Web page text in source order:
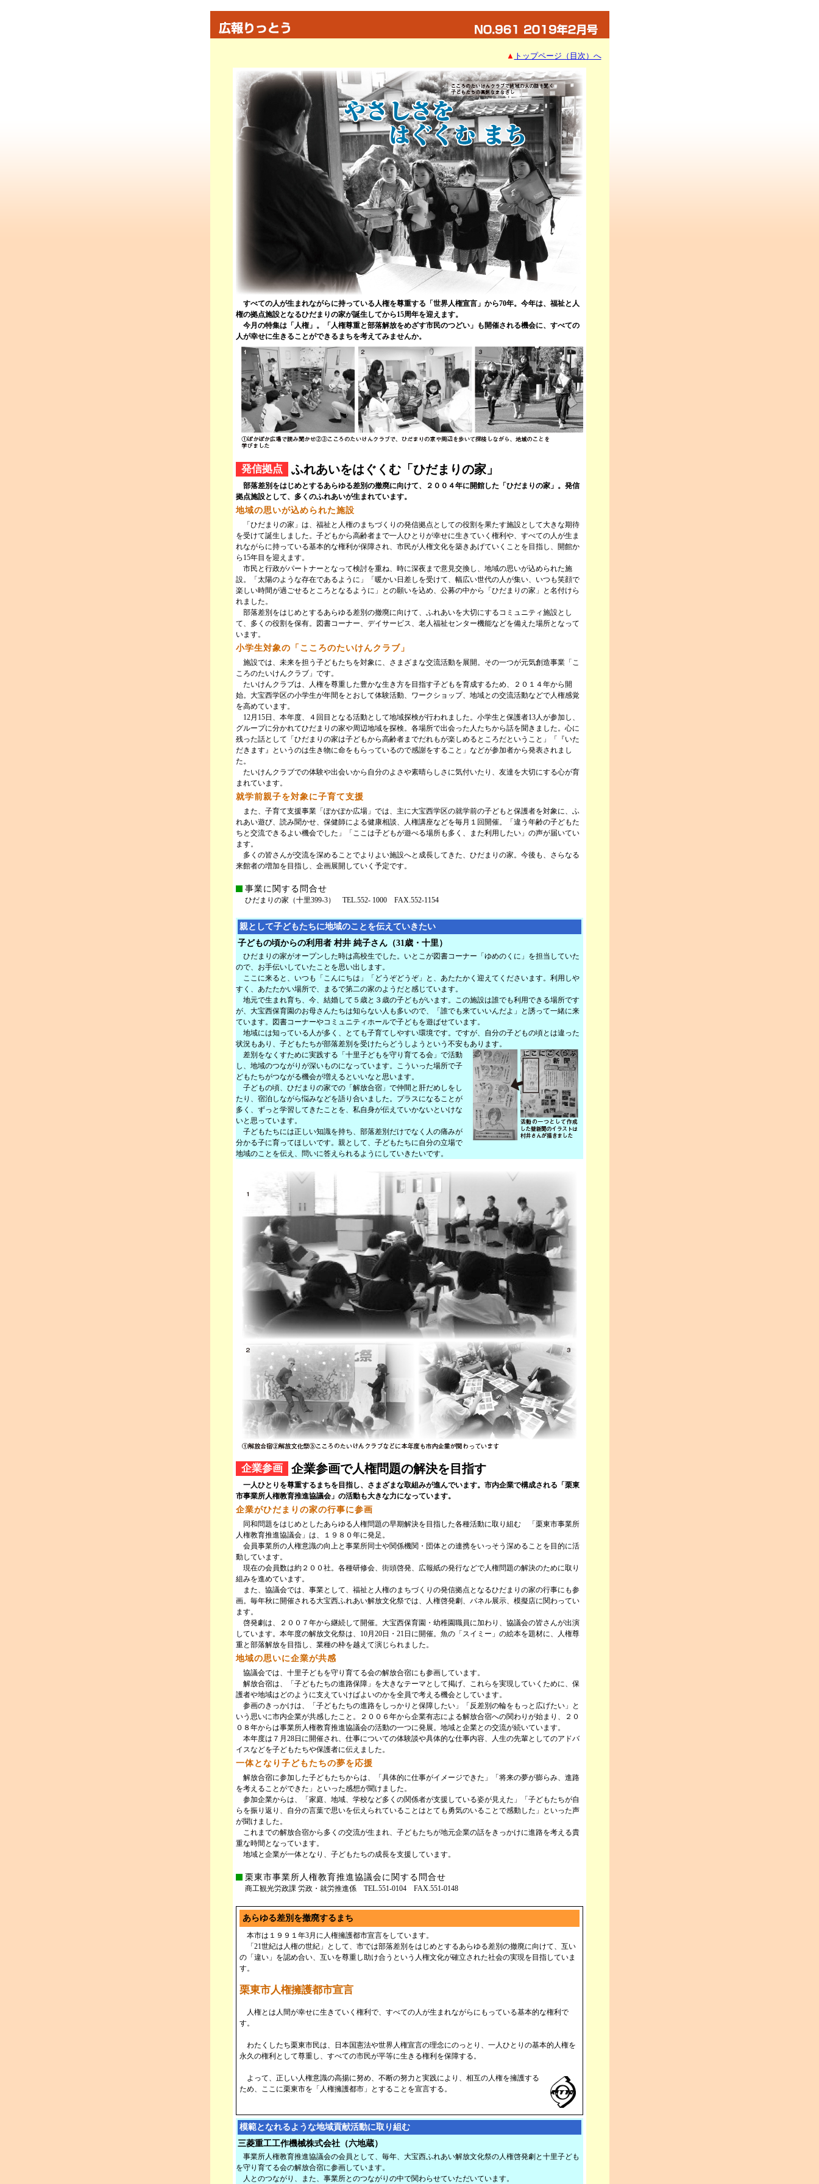
▲ トップページ（目次）へ
すべての人が生まれながらに持っている人権を尊重する「世界人権宣言」から70年。今年は、福祉と人
権の拠点施設となるひだまりの家が誕生してから15周年を迎えます。
今月の特集は「人権」。「人権尊重と部落解放をめざす市民のつどい」も開催される機会に、すべての
人が幸せに生きることができるまちを考えてみませんか。
発信拠点 ふれあいをはぐくむ「ひだまりの家」
部落差別をはじめとするあらゆる差別の撤廃に向けて、２００４年に開館した「ひだまりの家」。発信
拠点施設として、多くのふれあいが生まれています。
地域の思いが込められた施設
「ひだまりの家」は、福祉と人権のまちづくりの発信拠点としての役割を果たす施設として大きな期待
を受けて誕生しました。子どもから高齢者まで一人ひとりが幸せに生きていく権利や、すべての人が生ま
れながらに持っている基本的な権利が保障され、市民が人権文化を築きあげていくことを目指し、開館か
ら15年目を迎えます。
市民と行政がパートナーとなって検討を重ね、時に深夜まで意見交換し、地域の思いが込められた施
設。「太陽のような存在であるように」「暖かい日差しを受けて、幅広い世代の人が集い、いつも笑顔で
楽しい時間が過ごせるところとなるように」との願いを込め、公募の中から「ひだまりの家」と名付けら
れました。
部落差別をはじめとするあらゆる差別の撤廃に向けて、ふれあいを大切にするコミュニティ施設とし
て、多くの役割を保有。図書コーナー、デイサービス、老人福祉センター機能などを備えた場所となって
います。
小学生対象の「こころのたいけんクラブ」
施設では、未来を担う子どもたちを対象に、さまざまな交流活動を展開。その一つが元気創造事業「こ
ころのたいけんクラブ」です。
たいけんクラブは、人権を尊重した豊かな生き方を目指す子どもを育成するため、２０１４年から開
始。大宝西学区の小学生が年間をとおして体験活動、ワークショップ、地域との交流活動などで人権感覚
を高めています。
12月15日、本年度、４回目となる活動として地域探検が行われました。小学生と保護者13人が参加し、
グループに分かれてひだまりの家や周辺地域を探検。各場所で出会った人たちから話を聞きました。心に
残った話として「ひだまりの家は子どもから高齢者までだれもが楽しめるところだということ」「『いた
だきます』というのは生き物に命をもらっているので感謝をすること」などが参加者から発表されまし
た。
たいけんクラブでの体験や出会いから自分のよさや素晴らしさに気付いたり、友達を大切にする心が育
まれています。
就学前親子を対象に子育て支援
また、子育て支援事業「ぽかぽか広場」では、主に大宝西学区の就学前の子どもと保護者を対象に、ふ
れあい遊び、読み聞かせ、保健師による健康相談、人権講座などを毎月１回開催。「違う年齢の子どもた
ちと交流できるよい機会でした」「ここは子どもが遊べる場所も多く、また利用したい」の声が届いてい
ます。
多くの皆さんが交流を深めることでよりよい施設へと成長してきた、ひだまりの家。今後も、さらなる
来館者の増加を目指し、企画展開していく予定です。
事業に関する問合せ
ひだまりの家（十里399-3） TEL.552- 1000 FAX.552-1154
親として子どもたちに地域のことを伝えていきたい
子どもの頃からの利用者 村井 純子さん（31歳・十里）
ひだまりの家がオープンした時は高校生でした。いとこが図書コーナー「ゆめのくに」を担当していた
ので、お手伝いしていたことを思い出します。
ここに来ると、いつも「こんにちは」「どうぞどうぞ」と、あたたかく迎えてくださいます。利用しや
すく、あたたかい場所で、まるで第二の家のようだと感じています。
地元で生まれ育ち、今、結婚して５歳と３歳の子どもがいます。この施設は誰でも利用できる場所です
が、大宝西保育園のお母さんたちは知らない人も多いので、「誰でも来ていいんだよ」と誘って一緒に来
ています。図書コーナーやコミュニティホールで子どもを遊ばせています。
地域には知っている人が多く、とても子育てしやすい環境です。ですが、自分の子どもの頃とは違った
状況もあり、子どもたちが部落差別を受けたらどうしようという不安もあります。
差別をなくすために実践する「十里子どもを守り育てる会」で活動
し、地域のつながりが深いものになっています。こういった場所で子
どもたちがつながる機会が増えるといいなと思います。
子どもの頃、ひだまりの家での「解放合宿」で仲間と肝だめしをし
たり、宿泊しながら悩みなどを語り合いました。プラスになることが
多く、ずっと学習してきたことを、私自身が伝えていかないといけな
いと思っています。
子どもたちには正しい知識を持ち、部落差別だけでなく人の痛みが
分かる子に育ってほしいです。親として、子どもたちに自分の立場で
地域のことを伝え、問いに答えられるようにしていきたいです。
企業参画 企業参画で人権問題の解決を目指す
一人ひとりを尊重するまちを目指し、さまざまな取組みが進んでいます。市内企業で構成される「栗東
市事業所人権教育推進協議会」の活動も大きな力になっています。
企業がひだまりの家の行事に参画
同和問題をはじめとしたあらゆる人権問題の早期解決を目指した各種活動に取り組む 「栗東市事業所
人権教育推進協議会」は、１９８０年に発足。
会員事業所の人権意識の向上と事業所同士や関係機関・団体との連携をいっそう深めることを目的に活
動しています。
現在の会員数は約２００社。各種研修会、街頭啓発、広報紙の発行などで人権問題の解決のために取り
組みを進めています。
また、協議会では、事業として、福祉と人権のまちづくりの発信拠点となるひだまりの家の行事にも参
画。毎年秋に開催される大宝西ふれあい解放文化祭では、人権啓発劇、パネル展示、模擬店に関わってい
ます。
啓発劇は、２００７年から継続して開催。大宝西保育園・幼稚園職員に加わり、協議会の皆さんが出演
しています。本年度の解放文化祭は、10月20日・21日に開催。魚の「スイミー」の絵本を題材に、人権尊
重と部落解放を目指し、業種の枠を越えて演じられました。
地域の思いに企業が共感
協議会では、十里子どもを守り育てる会の解放合宿にも参画しています。
解放合宿は、「子どもたちの進路保障」を大きなテーマとして掲げ、これらを実現していくために、保
護者や地域はどのように支えていけばよいのかを全員で考える機会としています。
参画のきっかけは、「子どもたちの進路をしっかりと保障したい」「反差別の輪をもっと広げたい」と
いう思いに市内企業が共感したこと。２００６年から企業有志による解放合宿への関わりが始まり、２０
０８年からは事業所人権教育推進協議会の活動の一つに発展。地域と企業との交流が続いています。
本年度は７月28日に開催され、仕事についての体験談や具体的な仕事内容、人生の先輩としてのアドバ
イスなどを子どもたちや保護者に伝えました。
一体となり子どもたちの夢を応援
解放合宿に参加した子どもたちからは、「具体的に仕事がイメージできた」「将来の夢が膨らみ、進路
を考えることができた」といった感想が聞けました。
参加企業からは、「家庭、地域、学校など多くの関係者が支援している姿が見えた」「子どもたちが自
らを振り返り、自分の言葉で思いを伝えられていることはとても勇気のいることで感動した」といった声
が聞けました。
これまでの解放合宿から多くの交流が生まれ、子どもたちが地元企業の話をきっかけに進路を考える貴
重な時間となっています。
地域と企業が一体となり、子どもたちの成長を支援しています。
栗東市事業所人権教育推進協議会に関する問合せ
商工観光労政課 労政・就労推進係 TEL.551-0104 FAX.551-0148
あらゆる差別を撤廃するまち
本市は１９９１年3月に人権擁護都市宣言をしています。
「21世紀は人権の世紀」として、市では部落差別をはじめとするあらゆる差別の撤廃に向けて、互い
の「違い」を認め合い、互いを尊重し助け合うという人権文化が確立された社会の実現を目指していま
す。
栗東市人権擁護都市宣言
人権とは人間が幸せに生きていく権利で、すべての人が生まれながらにもっている基本的な権利で
す。
わたくしたち栗東市民は、日本国憲法や世界人権宣言の理念にのっとり、一人ひとりの基本的人権を
永久の権利として尊重し、すべての市民が平等に生きる権利を保障する。
よって、正しい人権意識の高揚に努め、不断の努力と実践により、相互の人権を擁護する
ため、ここに栗東市を「人権擁護都市」とすることを宣言する。
模範となれるような地域貢献活動に取り組む
三菱重工工作機械株式会社（六地蔵）
事業所人権教育推進協議会の会員として、毎年、大宝西ふれあい解放文化祭の人権啓発劇と十里子ども
を守り育てる会の解放合宿に参画しています。
人とのつながり、また、事業所とのつながりの中で関わらせていただいています。